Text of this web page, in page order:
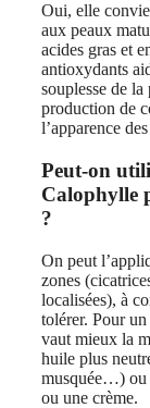
Oui, elle
aux peaux
acides gras et
antioxydants
souplesse de la
production de
l’apparence
Peut‑on
Calophylle
?
On peut
zones
localisées), à
tolérer. Pour
vaut mieux la
huile plus
musquée…) ou
ou une crème.